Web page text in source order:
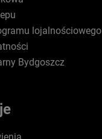
lojalnościowego
Bydgoszcz